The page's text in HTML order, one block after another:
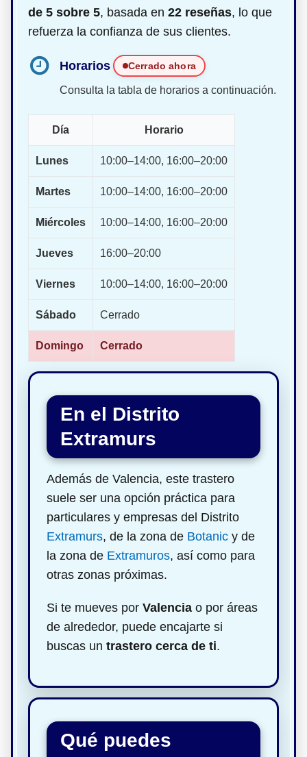
de 5 sobre 5, basada en 22 reseñas, lo que
refuerza la confianza de sus clientes.
Horarios Cerrado ahora
Consulta la tabla de horarios a continuación.
Día Horario
Lunes 10:00–14:00, 16:00–20:00
Martes 10:00–14:00, 16:00–20:00
Miércoles 10:00–14:00, 16:00–20:00
Jueves 16:00–20:00
Viernes 10:00–14:00, 16:00–20:00
Sábado Cerrado
Domingo Cerrado
En el Distrito
Extramurs
Además de Valencia, este trastero
suele ser una opción práctica para
particulares y empresas del Distrito
Extramurs, de la zona de Botanic y de
la zona de Extramuros, así como para
otras zonas próximas.
Si te mueves por Valencia o por áreas
de alrededor, puede encajarte si
buscas un trastero cerca de ti.
Qué puedes